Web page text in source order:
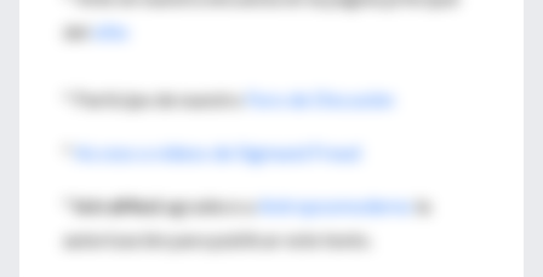
del
sitio
* Participe de nuestro Foro de Discusión
Acceso a videos de Sigmund Freud
IntraMedagradece aAntroposmoderno la
autorización para publicar este texto.